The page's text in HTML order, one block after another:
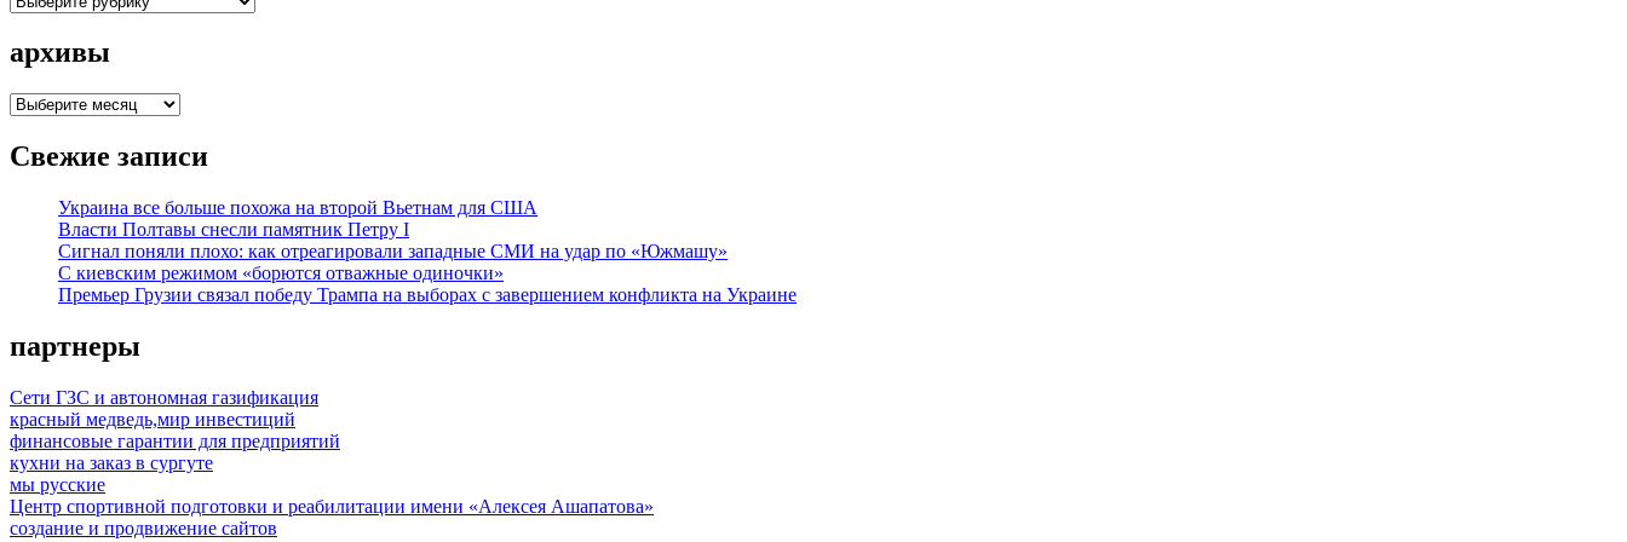
архивы
архивы
Свежие записи
Украина все больше похожа на второй Вьетнам для США
Власти Полтавы снесли памятник Петру I
Сигнал поняли плохо: как отреагировали западные СМИ на удар по «Южмашу»
С киевским режимом «борются отважные одиночки»
Премьер Грузии связал победу Трампа на выборах с завершением конфликта на Украине
партнеры
Сети ГЗС и автономная газификация
красный медведь,мир инвестиций
финансовые гарантии для предприятий
кухни на заказ в сургуте
мы русские
Центр спортивной подготовки и реабилитации имени «Алексея Ашапатова»
создание и продвижение сайтов